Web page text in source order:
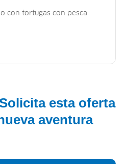
con tortugas con pesca
esta oferta
aventura